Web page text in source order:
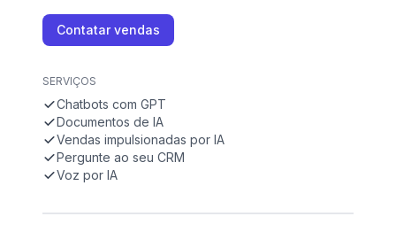
Contatar vendas
SERVIÇOS
Chatbots com GPT
Documentos de IA
Vendas impulsionadas por IA
Pergunte ao seu CRM
Voz por IA